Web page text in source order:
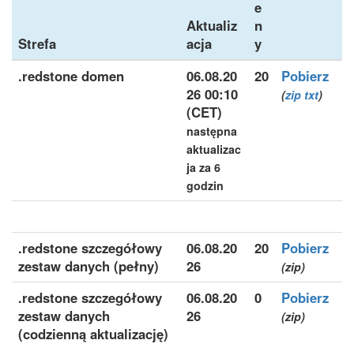
Strefa
Aktualiz
acja
e
n
y
.redstone domen
06.08.20
26 00:10
(CET)
następna
aktualizac
ja za 6
godzin
20 Pobierz
(zip txt)
.redstone szczegółowy
zestaw danych (pełny)
06.08.20
26
20 Pobierz
(zip)
.redstone szczegółowy
zestaw danych
(codzienną aktualizację)
06.08.20
26
0 Pobierz
(zip)